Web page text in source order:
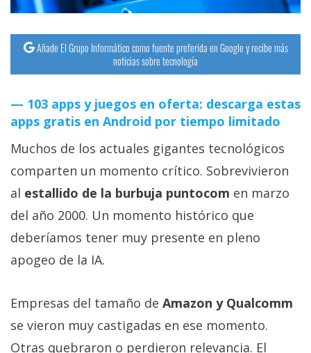
Añade El Grupo Informático como fuente preferida en Google y recibe más
noticias sobre tecnología
103 apps y juegos en oferta: descarga estas
apps gratis en Android por tiempo limitado
Muchos de los actuales gigantes tecnológicos
comparten un momento crítico. Sobrevivieron
al estallido de la burbuja puntocom en marzo
del año 2000. Un momento histórico que
deberíamos tener muy presente en pleno
apogeo de la IA.
Empresas del tamaño de Amazon y Qualcomm
se vieron muy castigadas en ese momento.
Otras quebraron o perdieron relevancia. El